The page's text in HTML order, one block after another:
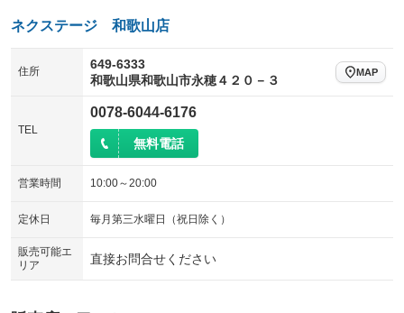
ネクステージ 和歌山店
住所
649-6333
和歌山県和歌山市永穂４２０－３
MAP
TEL
0078-6044-6176
無料電話
営業時間 10:00～20:00
定休日 毎月第三水曜日（祝日除く）
販売可能エ
リア
直接お問合せください